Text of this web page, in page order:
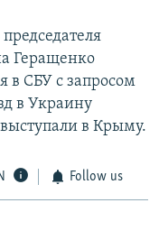
Геращенко
в СБУ с запросом
в Украину
в Крыму.
Follow us